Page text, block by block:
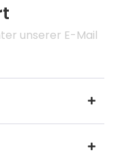
unserer E-Mail